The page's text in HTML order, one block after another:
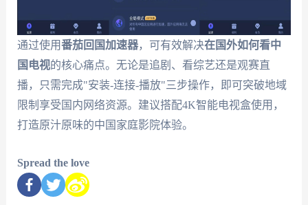
通过使用番茄回国加速器，可有效解决在国外如何看中
国电视的核心痛点。无论是追剧、看综艺还是观赛直
播，只需完成"安装-连接-播放"三步操作，即可突破地域
限制享受国内网络资源。建议搭配4K智能电视盒使用，
打造原汁原味的中国家庭影院体验。
Spread the love